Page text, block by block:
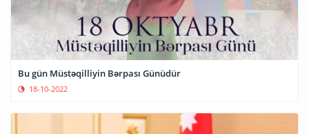
Bu gün Müstəqilliyin Bərpası Günüdür
18-10-2022